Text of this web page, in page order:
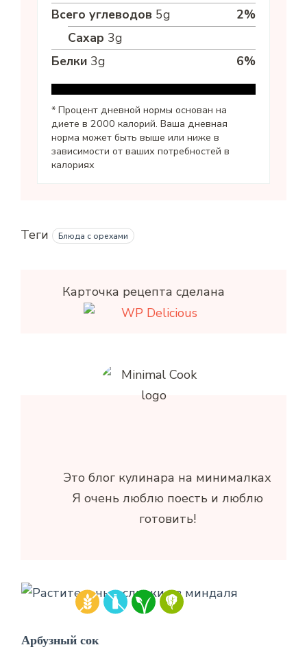
Всего углеводов 5g 2%
Сахар 3g
Белки 3g 6%
* Процент дневной нормы основан на
диете в 2000 калорий. Ваша дневная
норма может быть выше или ниже в
зависимости от ваших потребностей в
калориях
Теги Блюда с орехами
Карточка рецепта сделана
Это блог кулинара на минималках
Я очень люблю поесть и люблю
готовить!
Арбузный сок